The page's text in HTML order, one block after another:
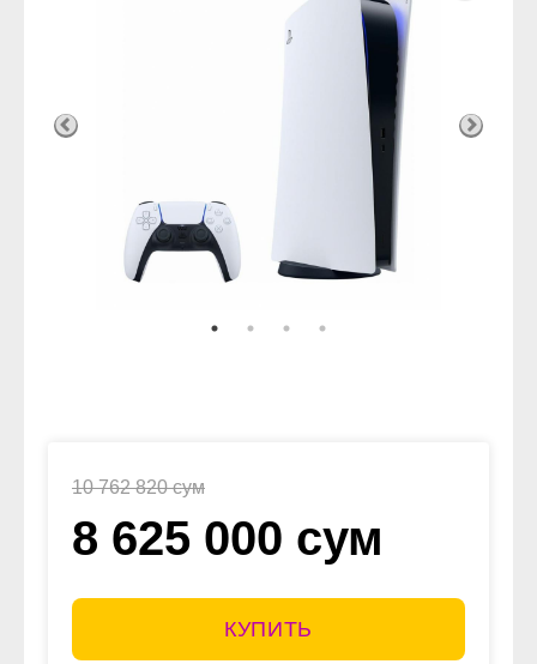
10 762 820 сум
8 625 000 сум
КУПИТЬ